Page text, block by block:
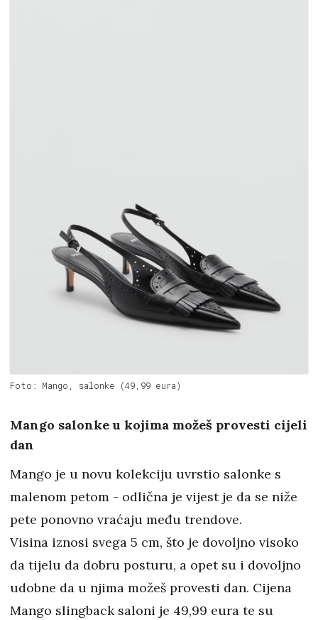
Foto: Mango, salonke (49,99 eura)
Mango salonke u kojima možeš provesti cijeli
dan
Mango je u novu kolekciju uvrstio salonke s
malenom petom - odlična je vijest je da se niže
pete ponovno vraćaju među trendove.
Visina iznosi svega 5 cm, što je dovoljno visoko
da tijelu da dobru posturu, a opet su i dovoljno
udobne da u njima možeš provesti dan. Cijena
Mango slingback saloni je 49,99 eura te su